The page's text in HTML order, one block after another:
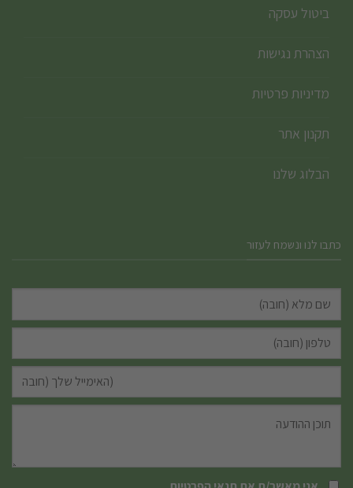
ביטול עסקה
הצהרת נגישות
מדיניות פרטיות
תקנון אתר
הבלוג שלנו
כתבו לנו ונשמח לעזור